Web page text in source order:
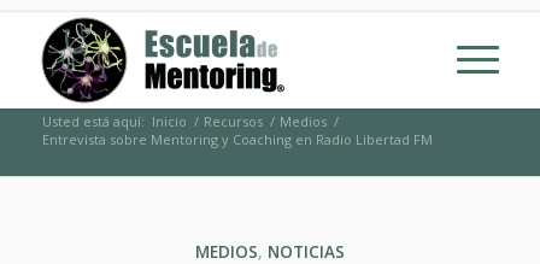
Usted está aquí: Inicio / Recursos / Medios /
Entrevista sobre Mentoring y Coaching en Radio Libertad FM
MEDIOS, NOTICIAS